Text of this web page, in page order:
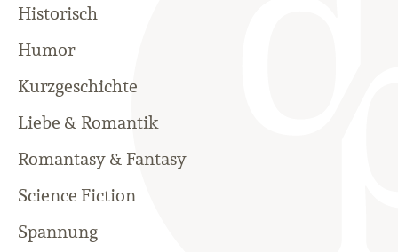
Historisch
Humor
Kurzgeschichte
Liebe & Romantik
Romantasy & Fantasy
Science Fiction
Spannung